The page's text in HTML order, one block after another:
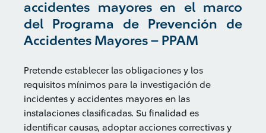
accidentes mayores en el marco
del Programa de Prevención de
Accidentes Mayores – PPAM
Pretende establecer las obligaciones y los
requisitos mínimos para la investigación de
incidentes y accidentes mayores en las
instalaciones clasificadas. Su finalidad es
identificar causas, adoptar acciones correctivas y